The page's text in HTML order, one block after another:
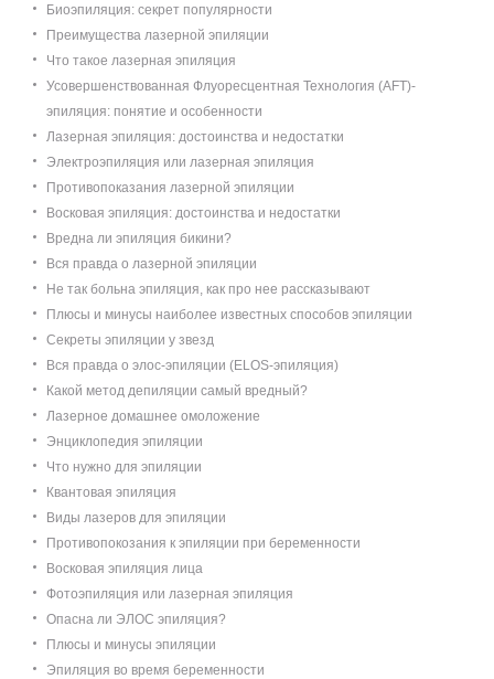
Биоэпиляция: секрет популярности
Преимущества лазерной эпиляции
Что такое лазерная эпиляция
Усовершенствованная Флуоресцентная Технология (AFT)-
эпиляция: понятие и особенности
Лазерная эпиляция: достоинства и недостатки
Электроэпиляция или лазерная эпиляция
Противопоказания лазерной эпиляции
Восковая эпиляция: достоинства и недостатки
Вредна ли эпиляция бикини?
Вся правда о лазерной эпиляции
Не так больна эпиляция, как про нее рассказывают
Плюсы и минусы наиболее известных способов эпиляции
Секреты эпиляции у звезд
Вся правда о элос-эпиляции (ELOS-эпиляция)
Какой метод депиляции самый вредный?
Лазерное домашнее омоложение
Энциклопедия эпиляции
Что нужно для эпиляции
Квантовая эпиляция
Виды лазеров для эпиляции
Противопокозания к эпиляции при беременности
Восковая эпиляция лица
Фотоэпиляция или лазерная эпиляция
Опасна ли ЭЛОС эпиляция?
Плюсы и минусы эпиляции
Эпиляция во время беременности